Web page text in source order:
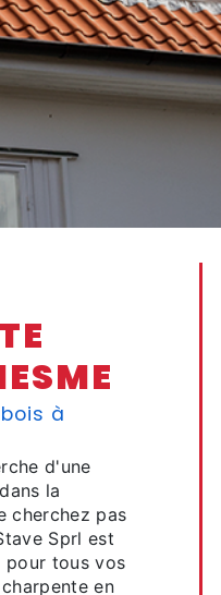
à
d'une
la
cherchez pas
Sprl est
tous vos
en